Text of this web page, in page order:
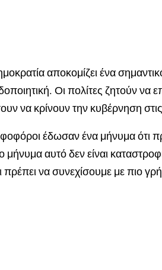
αποκομίζει ένα
Οι πολίτες ζητούν να
να κρίνουν την κυβέρνηση
έδωσαν ένα μήνυμα ότι
αυτό δεν είναι
πρέπει να συνεχίσουμε με πιο